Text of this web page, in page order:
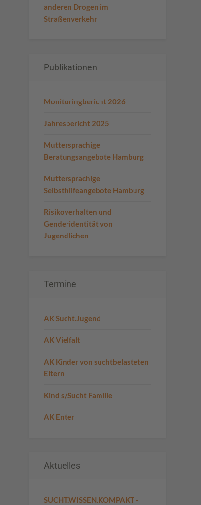
anderen Drogen im
Straßenverkehr
Publikationen
Monitoringbericht 2026
Jahresbericht 2025
Muttersprachige
Beratungsangebote Hamburg
Muttersprachige
Selbsthilfeangebote Hamburg
Risikoverhalten und
Genderidentität von
Jugendlichen
Termine
AK Sucht.Jugend
AK Vielfalt
AK Kinder von suchtbelasteten
Eltern
Kind s/Sucht Familie
AK Enter
Aktuelles
SUCHT.WISSEN.KOMPAKT -